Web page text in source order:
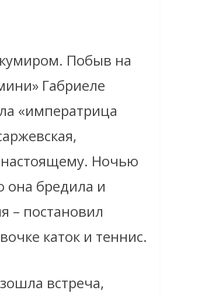
Побыв на
Габриеле
«императрица
настоящему. Ночью
она бредила и
– постановил
каток и теннис.
встреча,